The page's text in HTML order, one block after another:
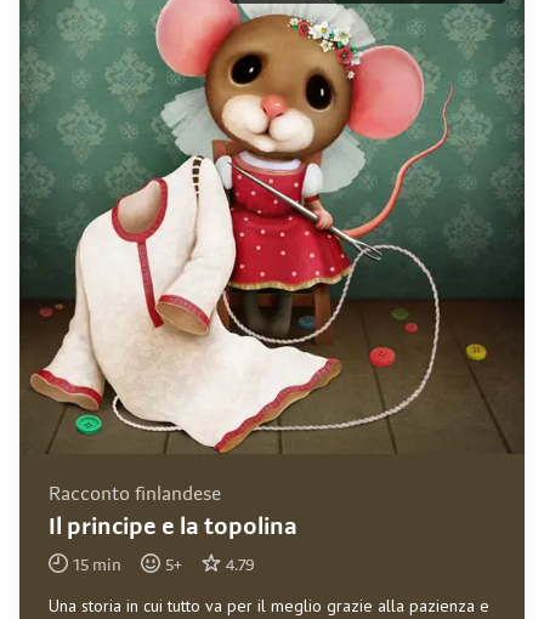
Racconto finlandese
Il principe e la topolina
15 min 5+ 4.79
Una storia in cui tutto va per il meglio grazie alla pazienza e